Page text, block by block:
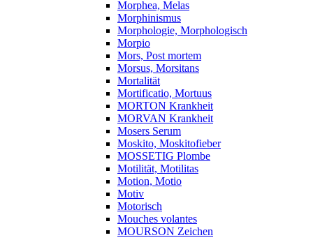
Morphea, Melas
Morphinismus
Morphologie, Morphologisch
Morpio
Mors, Post mortem
Morsus, Morsitans
Mortalität
Mortificatio, Mortuus
MORTON Krankheit
MORVAN Krankheit
Mosers Serum
Moskito, Moskitofieber
MOSSETIG Plombe
Motilität, Motilitas
Motion, Motio
Motiv
Motorisch
Mouches volantes
MOURSON Zeichen